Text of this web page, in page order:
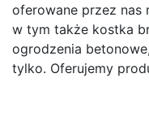
oferowane przez nas
w tym także kostka
ogrodzenia
tylko. Oferujemy